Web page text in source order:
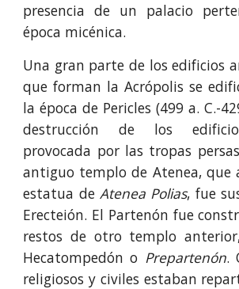
presencia de un palacio
época micénica.
Una gran parte de los edificios
que forman la Acrópolis se
la época de Pericles (499 a. C.-
destrucción de los
provocada por las tropas
antiguo templo de Atenea, que
estatua deAtenea Polias, fue
Erecteión. El Partenón fue
restos de otro templo
Hecatompedón o Prepartenón.
religiosos y civiles estaban